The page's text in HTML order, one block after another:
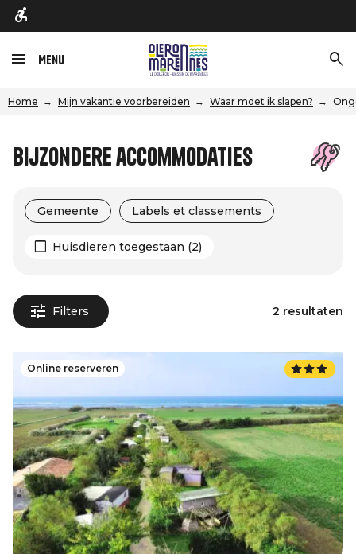
Menu
Home Mijn vakantie voorbereiden Waar moet ik slapen?
Bijzondere accommodaties
Gemeente Labels et classements
Huisdieren toegestaan (2)
Filters 2 resultaten
Online reserveren